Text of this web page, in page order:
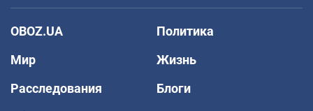
OBOZ.UA
Политика
Мир
Жизнь
Расследования
Блоги